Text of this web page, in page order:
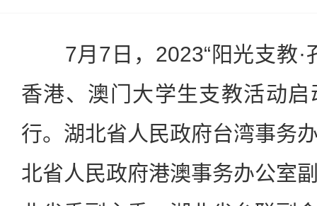
7月7日，2023“阳光支教·
香港、澳门大学生支教活动
行。湖北省人民政府台湾事务
北省人民政府港澳事务办公室